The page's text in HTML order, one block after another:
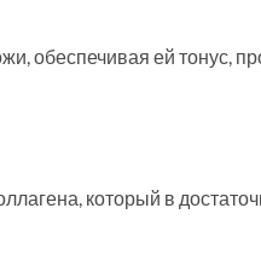
обеспечивая ей тонус,
который в